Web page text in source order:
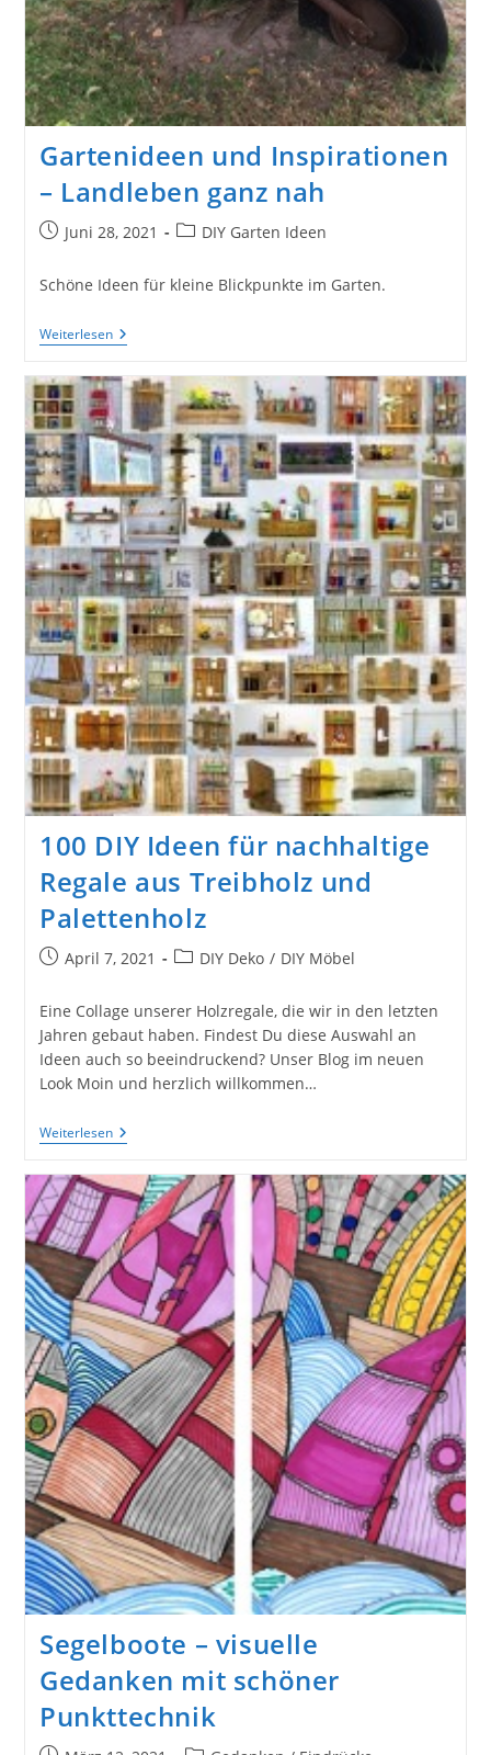
Gartenideen und Inspirationen
– Landleben ganz nah
BeitragJuni 28, 2021
Beitrags-
DIY Garten Ideen
Schöne Ideen für kleine Blickpunkte im Garten.
WeiterlesenGartenideen
Und
–
Landleben
Ganz
Nah
100 DIY Ideen für nachhaltige
Regale aus Treibholz und
Palettenholz
BeitragApril 7, 2021
Beitrags-
DIY Deko / DIY Möbel
Eine Collage unserer Holzregale, die wir in den letzten
Jahren gebaut haben. Findest Du diese Auswahl an
Ideen auch so beeindruckend? Unser Blog im neuen
Look Moin und herzlich willkommen…
Weiterlesen100
DIY
Für
Nachhaltige
Regale
Aus
Treibholz
Und
Palettenholz
Segelboote – visuelle
Gedanken mit schöner
Punkttechnik